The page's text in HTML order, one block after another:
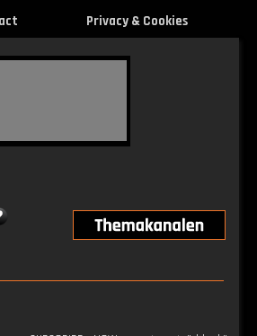
Privacy & Cookies